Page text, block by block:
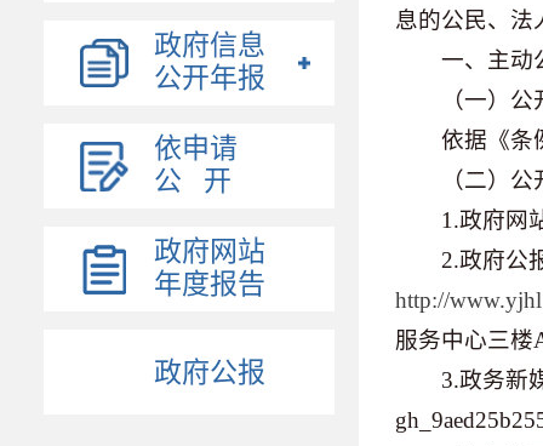
政府信息
公开年报
依申请
公 开
政府网站
年度报告
政府公报
息的公民、法
一、主动
（一）公
依据《条例
（二）公
1.政府网站
2.政府公报
http://
服务中心三楼
3.政务新媒